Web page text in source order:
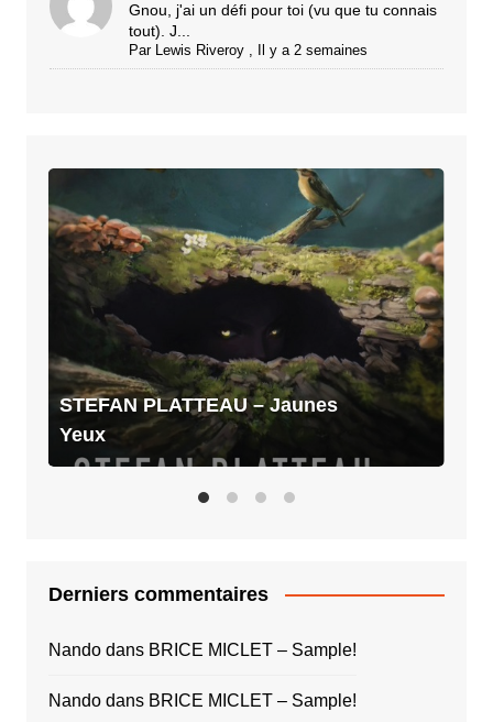
Gnou, j'ai un défi pour toi (vu que tu connais
tout). J...
Par Lewis Riveroy, Il y a 2 semaines
PLATTEAU
–
Jaunes
Yeux
STEFAN PLATTEAU – Jaunes
Yeux
Derniers commentaires
Nandodans BRICE MICLET – Sample!
Nandodans BRICE MICLET – Sample!